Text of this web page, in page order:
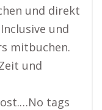
und direkt
und
mitbuchen.
und
tags